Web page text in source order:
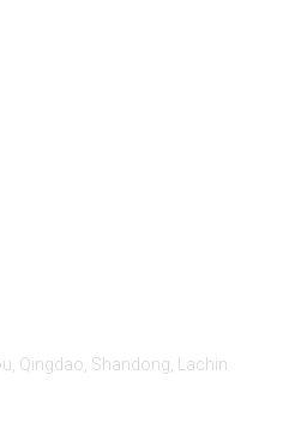
Qingdao, Shandong, Lachin